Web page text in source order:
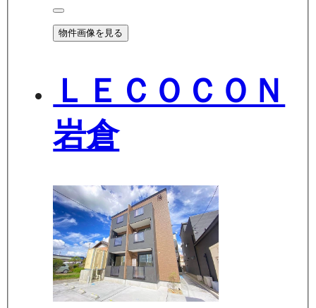
物件画像を見る
ＬＥＣＯＣＯＮ
岩倉